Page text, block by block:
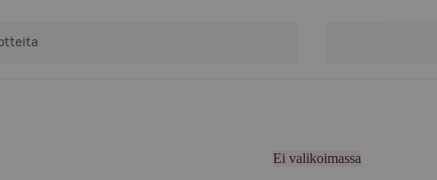
Ei valikoimassa